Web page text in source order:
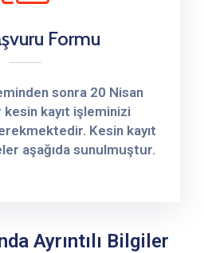
Formu
sonra 20 Nisan
kayıt işleminizi
Kesin kayıt
aşağıda sunulmuştur.
Ayrıntılı Bilgiler